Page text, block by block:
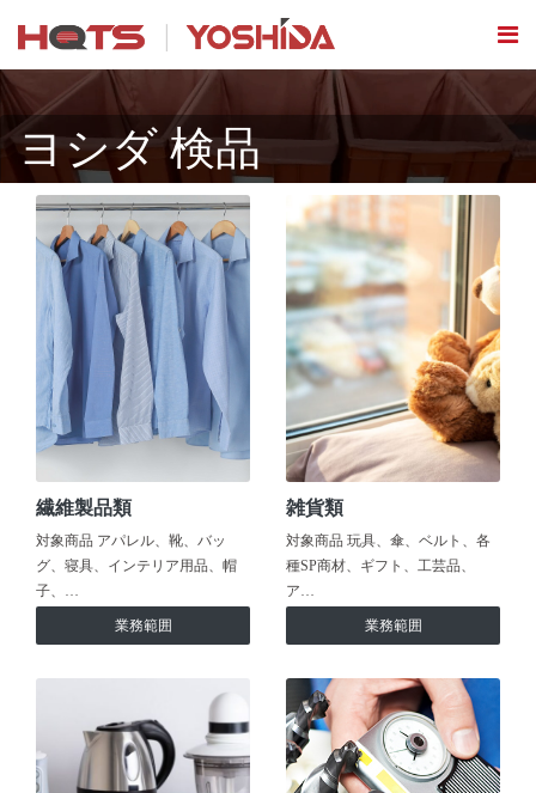
ヨシダ 検品
繊維製品類
対象商品 アパレル、靴、バッ
グ、寝具、インテリア用品、帽
子、…
業務範囲
雑貨類
対象商品 玩具、傘、ベルト、各
種SP商材、ギフト、工芸品、
ア…
業務範囲